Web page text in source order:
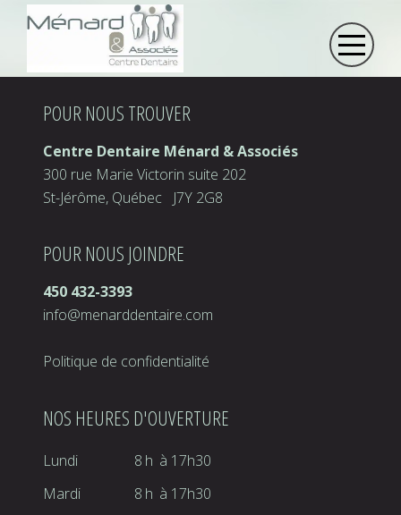
POUR NOUS TROUVER
Centre Dentaire Ménard & Associés
300 rue Marie Victorin suite 202
St-Jérôme, Québec J7Y 2G8
POUR NOUS JOINDRE
450 432-3393
info@menarddentaire.com
Politique de confidentialité
NOS HEURES D'OUVERTURE
Lundi 8h à 17h30
Mardi
8h à 17h30